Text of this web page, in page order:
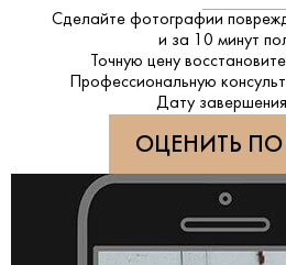
Сделайте фотографии
и за 10 минут
Точную цену
Профессиональную
Дату
ОЦЕНИТЬ